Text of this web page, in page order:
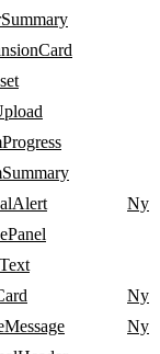
Ny
Ny
Ny